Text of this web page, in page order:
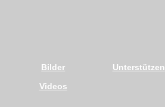
Bilder
Videos
Unterstützen